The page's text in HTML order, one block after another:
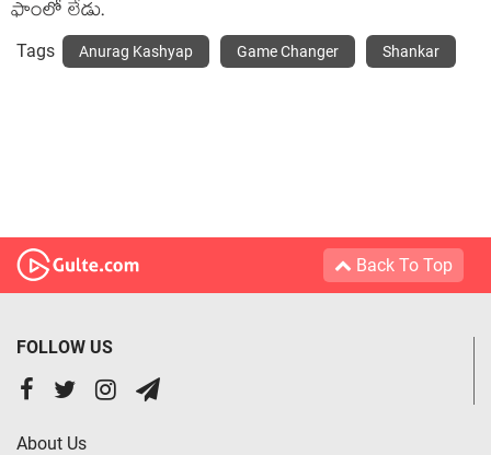
ఫాంలో లేడు.
Tags Anurag Kashyap Game Changer Shankar
Back To Top
FOLLOW US
About Us